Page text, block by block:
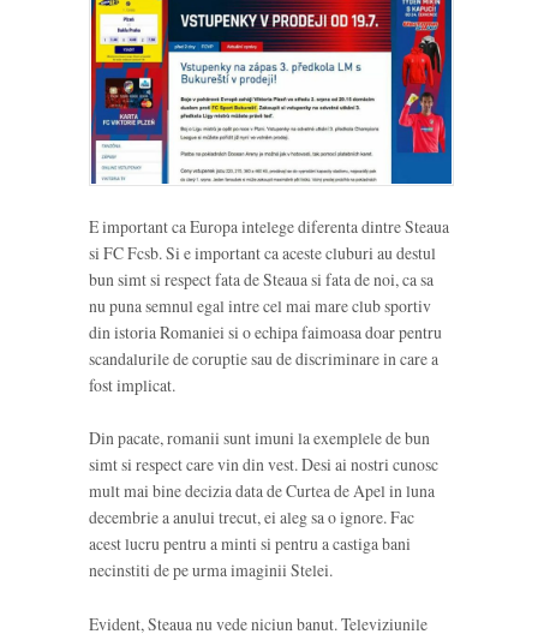
E important ca Europa intelege diferenta dintre Steaua
si FC Fcsb. Si e important ca aceste cluburi au destul
bun simt si respect fata de Steaua si fata de noi, ca sa
nu puna semnul egal intre cel mai mare club sportiv
din istoria Romaniei si o echipa faimoasa doar pentru
scandalurile de coruptie sau de discriminare in care a
fost implicat.
Din pacate, romanii sunt imuni la exemplele de bun
simt si respect care vin din vest. Desi ai nostri cunosc
mult mai bine decizia data de Curtea de Apel in luna
decembrie a anului trecut, ei aleg sa o ignore. Fac
acest lucru pentru a minti si pentru a castiga bani
necinstiti de pe urma imaginii Stelei.
Evident, Steaua nu vede niciun banut. Televiziunile